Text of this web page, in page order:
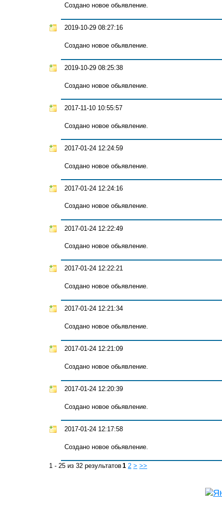
Создано новое обьявление.
2019-10-29 08:27:16
Создано новое обьявление.
2019-10-29 08:25:38
Создано новое обьявление.
2017-11-10 10:55:57
Создано новое обьявление.
2017-01-24 12:24:59
Создано новое обьявление.
2017-01-24 12:24:16
Создано новое обьявление.
2017-01-24 12:22:49
Создано новое обьявление.
2017-01-24 12:22:21
Создано новое обьявление.
2017-01-24 12:21:34
Создано новое обьявление.
2017-01-24 12:21:09
Создано новое обьявление.
2017-01-24 12:20:39
Создано новое обьявление.
2017-01-24 12:17:58
Создано новое обьявление.
1 - 25 из 32 результатов1 2 > >>